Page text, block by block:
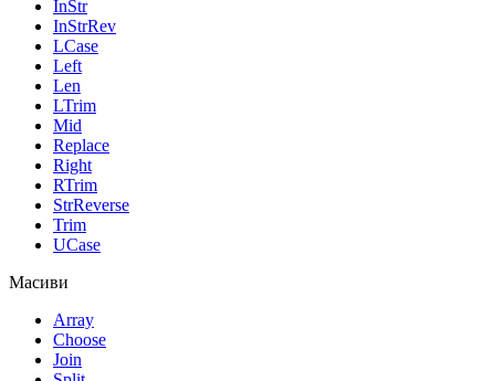
InStr
InStrRev
LCase
Left
Len
LTrim
Mid
Replace
Right
RTrim
StrReverse
Trim
UCase
Масиви
Array
Choose
Join